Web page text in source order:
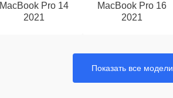
MacBook Pro 14
2021
MacBook Pro 16
2021
Показать все модели